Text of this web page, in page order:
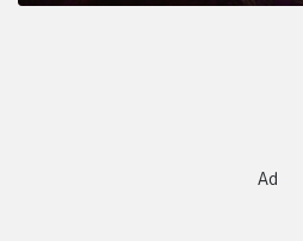
Ad